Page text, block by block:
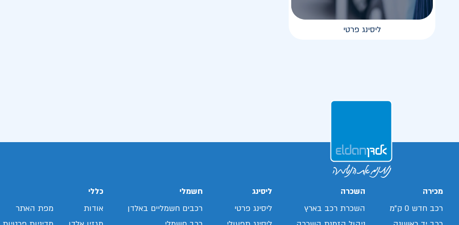
ליסינג פרטי
מכירה
רכב חדש 0 ק"מ
השכרה
השכרת רכב בארץ
ליסינג
ליסינג פרטי
חשמלי
רכבים חשמליים באלדן
כללי
אודות
מפת האתר